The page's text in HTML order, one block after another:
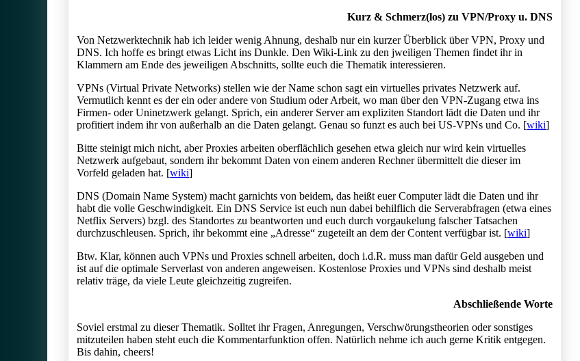
Kurz & Schmerz(los) zu VPN/Proxy u. DNS
Von Netzwerktechnik hab ich leider wenig Ahnung, deshalb nur ein kurzer Überblick über VPN, Proxy und
DNS. Ich hoffe es bringt etwas Licht ins Dunkle. Den Wiki-Link zu den jweiligen Themen findet ihr in
Klammern am Ende des jeweiligen Abschnitts, sollte euch die Thematik interessieren.
VPNs (Virtual Private Networks) stellen wie der Name schon sagt ein virtuelles privates Netzwerk auf.
Vermutlich kennt es der ein oder andere von Studium oder Arbeit, wo man über den VPN-Zugang etwa ins
Firmen- oder Uninetzwerk gelangt. Sprich, ein anderer Server am expliziten Standort lädt die Daten und ihr
profitiert indem ihr von außerhalb an die Daten gelangt. Genau so funzt es auch bei US-VPNs und Co. [wiki]
Bitte steinigt mich nicht, aber Proxies arbeiten oberflächlich gesehen etwa gleich nur wird kein virtuelles
Netzwerk aufgebaut, sondern ihr bekommt Daten von einem anderen Rechner übermittelt die dieser im
Vorfeld geladen hat. [wiki]
DNS (Domain Name System) macht garnichts von beidem, das heißt euer Computer lädt die Daten und ihr
habt die volle Geschwindigkeit. Ein DNS Service ist euch nun dabei behilflich die Serverabfragen (etwa eines
Netflix Servers) bzgl. des Standortes zu beantworten und euch durch vorgaukelung falscher Tatsachen
durchzuschleusen. Sprich, ihr bekommt eine „Adresse“ zugeteilt an dem der Content verfügbar ist. [wiki]
Btw. Klar, können auch VPNs und Proxies schnell arbeiten, doch i.d.R. muss man dafür Geld ausgeben und
ist auf die optimale Serverlast von anderen angeweisen. Kostenlose Proxies und VPNs sind deshalb meist
relativ träge, da viele Leute gleichzeitig zugreifen.
Abschließende Worte
Soviel erstmal zu dieser Thematik. Solltet ihr Fragen, Anregungen, Verschwörungstheorien oder sonstiges
mitzuteilen haben steht euch die Kommentarfunktion offen. Natürlich nehme ich auch gerne Kritik entgegen.
Bis dahin, cheers!